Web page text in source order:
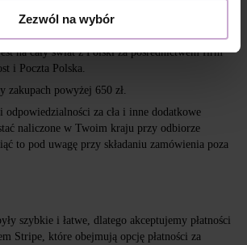
Zezwól na wybór
Dostawa Płatność
na cały świat z Polski za pośrednictwem firm
i Poczta Polska.
zakupach powyżej 650 zł.
odpowiedzialności za cła i inne dodatkowe
naliczone w Twoim kraju przy odbiorze
to pod uwagę przy składaniu zamówienia poza
szybkie i łatwe, dlatego akceptujemy płatności
Stripe, które obejmują opcję płatności za